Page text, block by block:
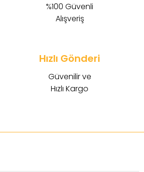
%100 Güvenli
Alışveriş
Hızlı Gönderi
Güvenilir ve
Hızlı Kargo